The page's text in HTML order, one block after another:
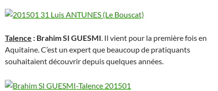
Talence : Brahim SI GUESMI. Il vient pour la première fois en
Aquitaine. C’est un expert que beaucoup de pratiquants
souhaitaient découvrir depuis quelques années.